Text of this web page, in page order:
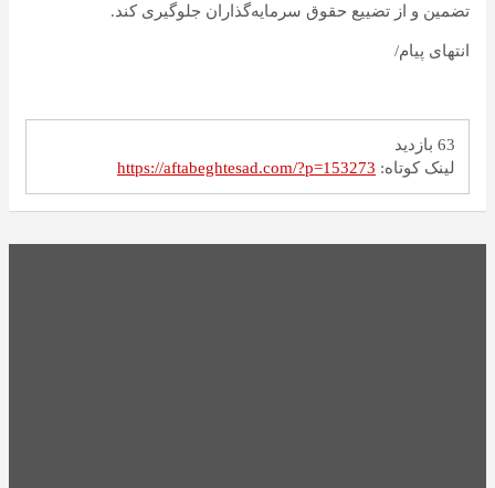
تضمین و از تضییع حقوق سرمایه‌گذاران جلوگیری کند.
انتهای پیام/
63 بازدید
لینک کوتاه: https://aftabeghtesad.com/?p=153273